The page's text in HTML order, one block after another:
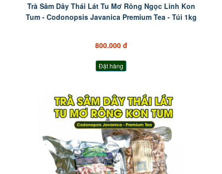
Trà Sâm Dây Thái Lát Tu Mơ Rông Ngọc Linh Kon
Tum - Codonopsis Javanica Premium Tea - Túi 1kg
800.000 đ
Đặt hàng